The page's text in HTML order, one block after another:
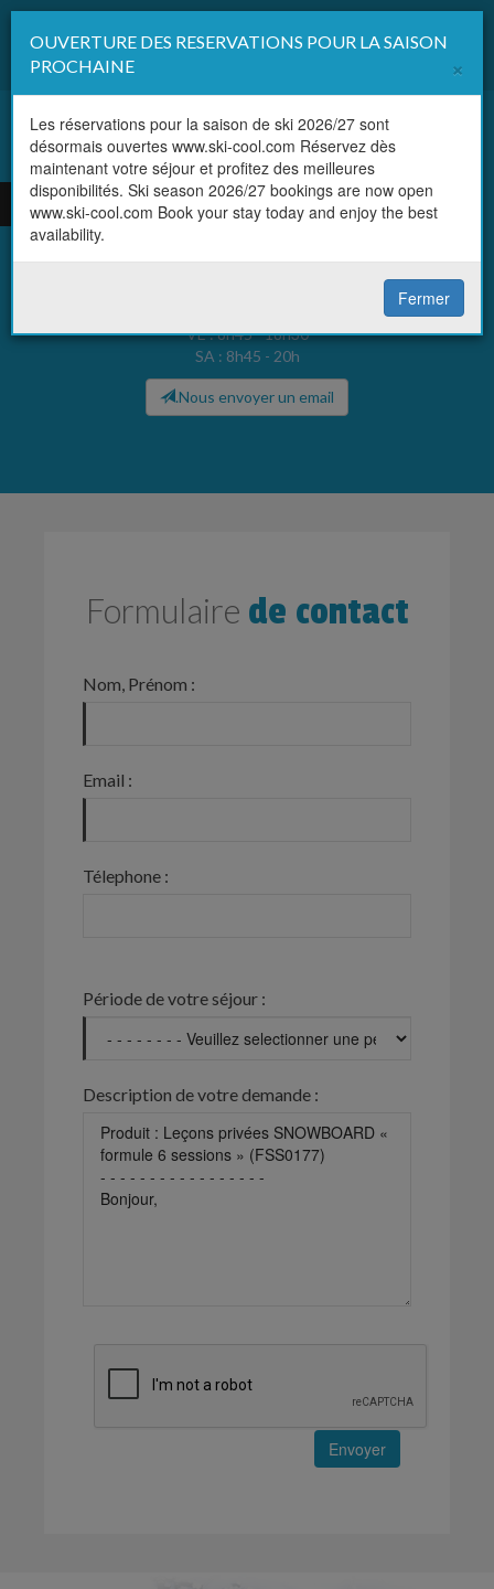
FR
EN
Ski CoolVal Thorens
VE : 8h45 - 18h30
SA : 8h45 - 20h
.Nous envoyer un email
Formulaire de contact
Nom, Prénom :
Email :
Télephone :
Période de votre séjour :
Description de votre demande :
Envoyer
OUVERTURE DES RESERVATIONS POUR LA SAISON
PROCHAINE
×
Les réservations pour la saison de ski 2026/27 sont
désormais ouvertes www.ski-cool.com Réservez dès
maintenant votre séjour et profitez des meilleures
disponibilités. Ski season 2026/27 bookings are now open
www.ski-cool.com Book your stay today and enjoy the best
availability.
Fermer